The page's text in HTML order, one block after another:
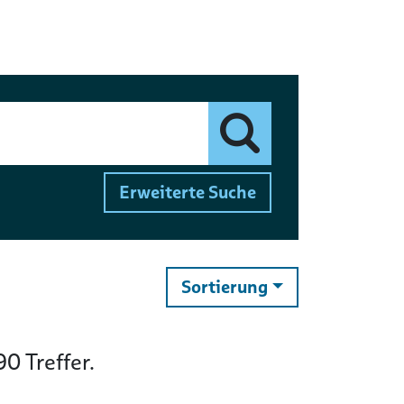
Erweiterte Suche
Sortierungändern
Treffer.